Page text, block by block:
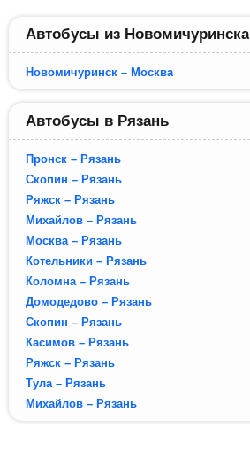
Автобусы из Новомичуринска
Новомичуринск – Москва
Автобусы в Рязань
Пронск – Рязань
Скопин – Рязань
Ряжск – Рязань
Михайлов – Рязань
Москва – Рязань
Котельники – Рязань
Коломна – Рязань
Домодедово – Рязань
Скопин – Рязань
Касимов – Рязань
Ряжск – Рязань
Тула – Рязань
Михайлов – Рязань